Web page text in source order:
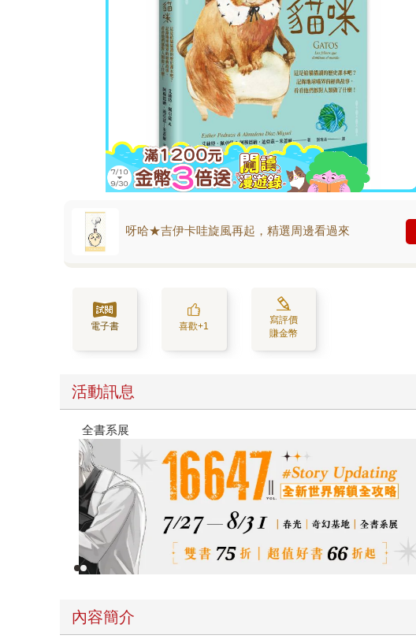
呀哈★吉伊卡哇旋風再起，精選周邊看過來
電子書 喜歡+1
寫評價
賺金幣
活動訊息
春光ｘ奇幻基地｜全書系展
內容簡介